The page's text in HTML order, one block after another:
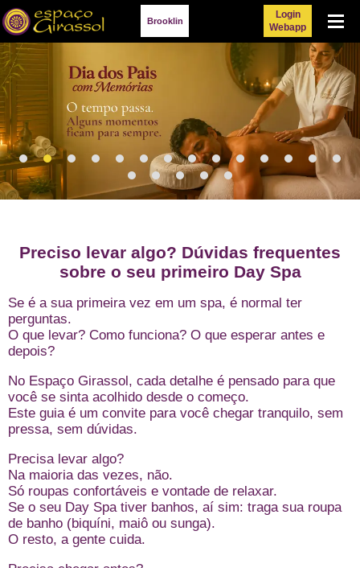
Login
WebappMenu
Brooklin
Preciso levar algo? Dúvidas frequentes
sobre o seu primeiro Day Spa
Se é a sua primeira vez em um spa, é normal ter
perguntas.
O que levar? Como funciona? O que esperar antes e
depois?
No Espaço Girassol, cada detalhe é pensado para que
você se sinta acolhido desde o começo.
Este guia é um convite para você chegar tranquilo, sem
pressa, sem dúvidas.
Precisa levar algo?
Na maioria das vezes, não.
Só roupas confortáveis e vontade de relaxar.
Se o seu Day Spa tiver banhos, aí sim: traga sua roupa
de banho (biquíni, maiô ou sunga).
O resto, a gente cuida.